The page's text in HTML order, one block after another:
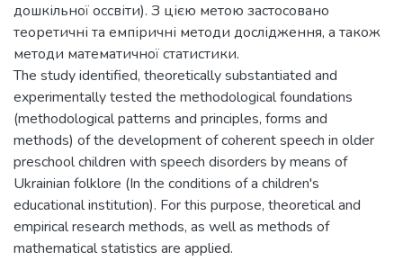
дошкільної оссвіти). З цією метою застосовано
теоретичні та емпіричні методи дослідження, а також
методи математичної статистики.
The study identified, theoretically substantiated and
experimentally tested the methodological foundations
(methodological patterns and principles, forms and
methods) of the development of coherent speech in older
preschool children with speech disorders by means of
Ukrainian folklore (In the conditions of a children's
educational institution). For this purpose, theoretical and
empirical research methods, as well as methods of
mathematical statistics are applied.